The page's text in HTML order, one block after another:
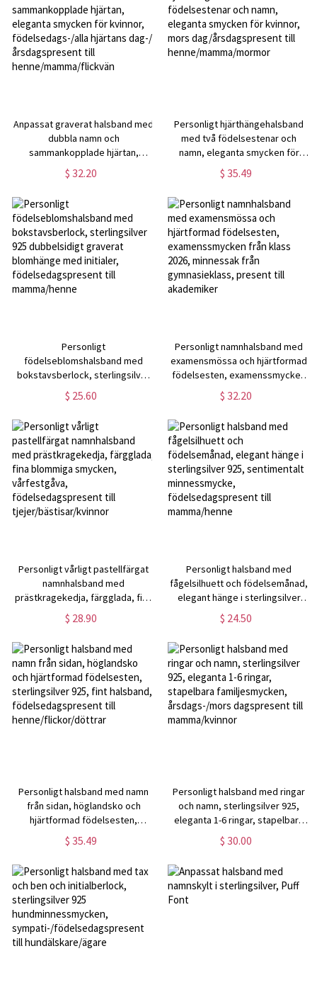
Anpassat graverat halsband med
dubbla namn och
sammankopplade hjärtan,
eleganta smycken för kvinnor,
födelsedags-/alla hjärtans dag-/
henne/mamma/flickvän
$ 32.20
Personligt hjärthängehalsband
med två födelsestenar och
namn, eleganta smycken för
kvinnor, mors dag/
årsdagspresent till
$ 35.49
Personligt
födelseblomshalsband med
bokstavsberlock, sterlingsilver
925 dubbelsidigt graverat
blomhänge med initialer,
mamma/henne
$ 25.60
Personligt namnhalsband med
examensmössa och hjärtformad
födelsesten, examenssmycken
från klass 2026, minnessak från
gymnasieklass, present till
$ 32.20
Personligt vårligt pastellfärgat
namnhalsband med
prästkragekedja, färgglada, fina
blommiga smycken, vårfestgåva,
födelsedagspresent till
$ 28.90
Personligt halsband med
fågelsilhuett och födelsemånad,
elegant hänge i sterlingsilver
925, sentimentalt minnessmycke,
födelsedagspresent till
$ 24.50
Personligt halsband med namn
från sidan, höglandsko och
hjärtformad födelsesten,
sterlingsilver 925, fint halsband,
födelsedagspresent till
$ 35.49
Personligt halsband med ringar
och namn, sterlingsilver 925,
eleganta 1-6 ringar, stapelbara
familjesmycken, årsdags-/mors
dagspresent till mamma/kvinnor
$ 30.00